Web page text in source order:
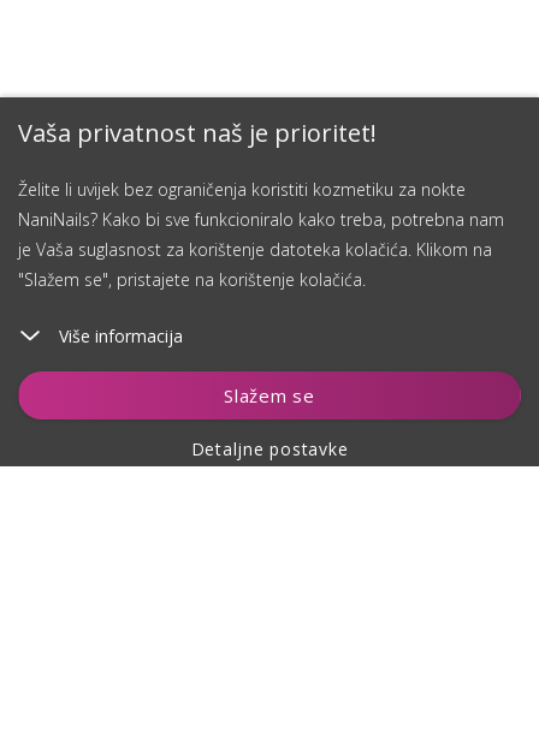
Vaša privatnost naš je prioritet!
Želite li uvijek bez ograničenja koristiti kozmetiku za nokte
NaniNails? Kako bi sve funkcioniralo kako treba, potrebna nam
je Vaša suglasnost za korištenje datoteka kolačića. Klikom na
"Slažem se", pristajete na korištenje kolačića.
Više informacija
Slažem se
Detaljne postavke
Dodaj u košaricu